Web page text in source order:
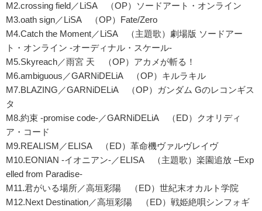
M2.crossing field／LiSA （OP）ソードアート・オンライン
M3.oath sign／LiSA （OP）Fate/Zero
M4.Catch the Moment／LiSA （主題歌）劇場版 ソードアー
ト・オンライン -オーディナル・スケール-
M5.Skyreach／雨宮 天 （OP）アカメが斬る！
M6.ambiguous／GARNiDELiA （OP）キルラキル
M7.BLAZING／GARNiDELiA （OP）ガンダム Gのレコンギス
タ
M8.約束 -promise code-／GARNiDELiA （ED）クオリディ
ア・コード
M9.REALISM／ELISA （ED）革命機ヴァルヴレイヴ
M10.EONIAN -イオニアン-／ELISA （主題歌）楽園追放 –Exp
elled from Paradise-
M11.君がいる場所／高垣彩陽 （ED）世紀末オカルト学院
M12.Next Destination／高垣彩陽 （ED）戦姫絶唄シンフォギ